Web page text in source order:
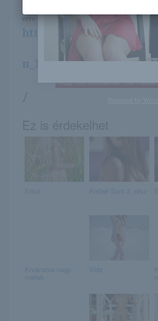
erre a linkre: -:-
http://
n_165
Erica Amber Sym 2. rész
Kívánatos nagy
mellek
Vida